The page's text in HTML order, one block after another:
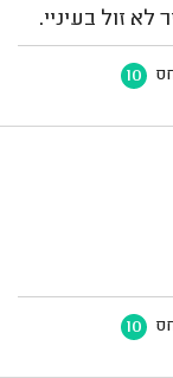
10
10